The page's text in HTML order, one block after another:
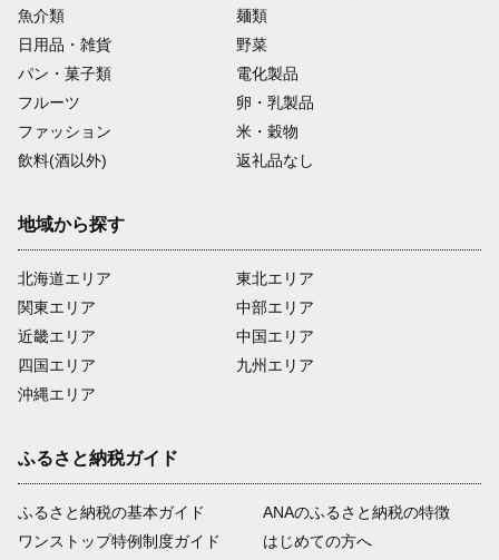
魚介類
麺類
日用品・雑貨
野菜
パン・菓子類
電化製品
フルーツ
卵・乳製品
ファッション
米・穀物
飲料(酒以外)
返礼品なし
地域から探す
北海道エリア
関東エリア
近畿エリア
四国エリア
沖縄エリア
東北エリア
中部エリア
中国エリア
九州エリア
ふるさと納税ガイド
ふるさと納税の基本ガイド
ワンストップ特例制度ガイド
ANAのふるさと納税の特徴
はじめての方へ